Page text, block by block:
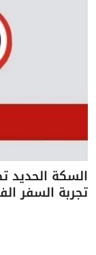
السكة الحديد
تجربة السفر